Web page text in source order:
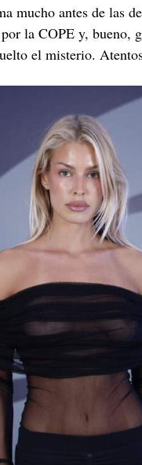
mucho antes de las
la COPE y, bueno,
el misterio.